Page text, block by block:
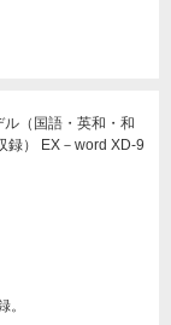
（国語・英和・和
録） EX－word XD-9
。